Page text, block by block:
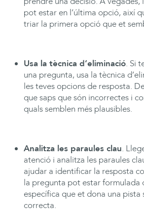
pot estar en l’última opció, així
triar la primera opció que et
Usa la tècnica d’eliminació. Si
una pregunta, usa la tècnica
les teves opcions de resposta.
que saps que són incorrectes i
quals semblen més plausibles.
Analitza les paraules clau.
atenció i analitza les paraules
ajudar a identificar la resposta
la pregunta pot estar formulada
específica que et dona una pista
correcta.